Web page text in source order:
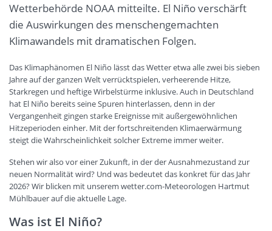
Wetterbehörde NOAA mitteilte. El Niño verschärft
die Auswirkungen des menschengemachten
Klimawandels mit dramatischen Folgen.
Das Klimaphänomen El Niño lässt das Wetter etwa alle zwei bis sieben
Jahre auf der ganzen Welt verrücktspielen, verheerende Hitze,
Starkregen und heftige Wirbelstürme inklusive. Auch in Deutschland
hat El Niño bereits seine Spuren hinterlassen, denn in der
Vergangenheit gingen starke Ereignisse mit außergewöhnlichen
Hitzeperioden einher. Mit der fortschreitenden Klimaerwärmung
steigt die Wahrscheinlichkeit solcher Extreme immer weiter.
Stehen wir also vor einer Zukunft, in der der Ausnahmezustand zur
neuen Normalität wird? Und was bedeutet das konkret für das Jahr
2026? Wir blicken mit unserem wetter.com-Meteorologen Hartmut
Mühlbauer auf die aktuelle Lage.
Was ist El Niño?